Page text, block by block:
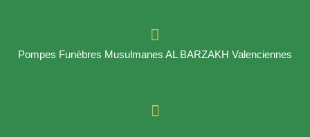
Pompes Funèbres Musulmanes AL BARZAKH Valenciennes